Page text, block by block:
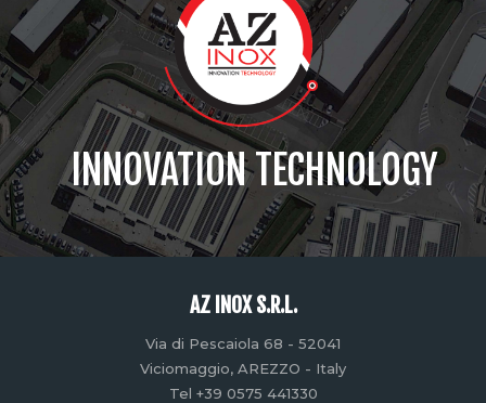
INNOVATION TECHNOLOGY
AZ INOX S.R.L.
Via di Pescaiola 68 - 52041
Viciomaggio, AREZZO - Italy
Tel +39 0575 441330